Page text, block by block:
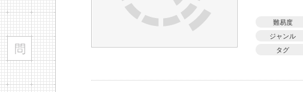
難易度
ジャンル
タグ